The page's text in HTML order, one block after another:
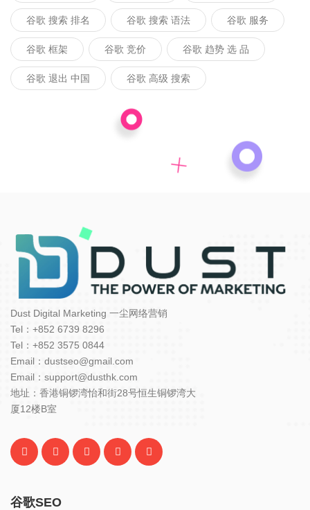
谷歌 搜索 排名 谷歌 搜索 语法 谷歌 服务
谷歌 框架 谷歌 竞价 谷歌 趋势 选 品
谷歌 退出 中国 谷歌 高级 搜索
Dust Digital Marketing 一尘网络营销
Tel：+852 6739 8296
Tel：+852 3575 0844
Email：dustseo@gmail.com
Email：support@dusthk.com
地址：香港铜锣湾怡和街28号恒生铜锣湾大
厦12楼B室
谷歌SEO